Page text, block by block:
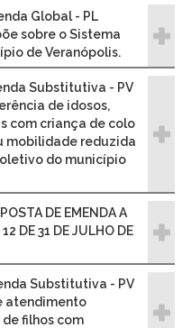
Global - PL
sobre o Sistema
de Veranópolis.
Substitutiva - PV
de idosos,
com criança de colo
mobilidade reduzida
do município
DE EMENDA A
DE 31 DE JULHO DE
Substitutiva - PV
atendimento
filhos com